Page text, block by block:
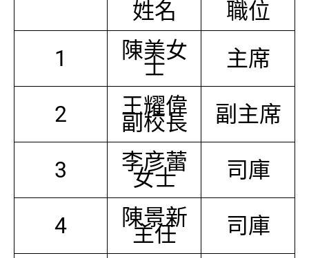
姓名
職位
1
陳美女
士 主席
2 王耀偉
副校長 副主席
3 李彦蕾
女士 司庫
4 陳景新
主任 司庫